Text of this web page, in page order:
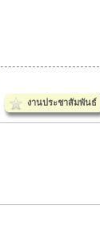
งานประชาสัมพันธ์